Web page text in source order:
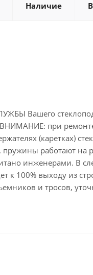
Наличие
Вашего
при
(каретках)
работают на
инженерами. В
к 100% выходу из
и тросов,